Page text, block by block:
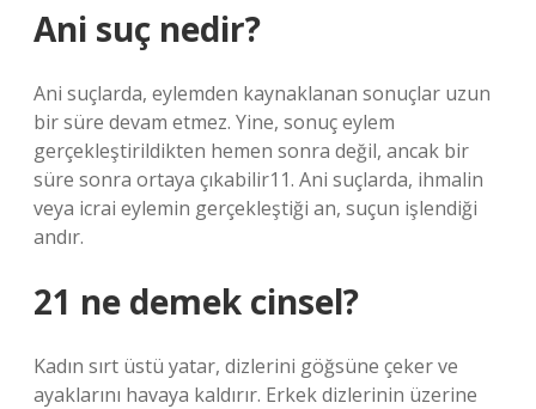
Ani suç nedir?
Ani suçlarda, eylemden kaynaklanan sonuçlar uzun
bir süre devam etmez. Yine, sonuç eylem
gerçekleştirildikten hemen sonra değil, ancak bir
süre sonra ortaya çıkabilir11. Ani suçlarda, ihmalin
veya icrai eylemin gerçekleştiği an, suçun işlendiği
andır.
21 ne demek cinsel?
Kadın sırt üstü yatar, dizlerini göğsüne çeker ve
ayaklarını havaya kaldırır. Erkek dizlerinin üzerine